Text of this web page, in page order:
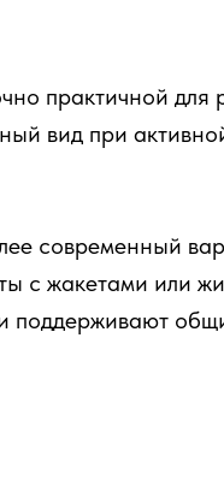
практичной
вид при
современный
с жакетами или
поддерживают